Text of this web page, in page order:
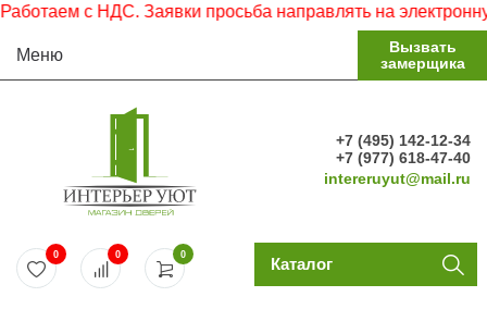
с НДС. Заявки просьба направлять на электронную почту.
Меню
Вызвать
замерщика
+7 (495) 142-12-34
+7 (977) 618-47-40
intereruyut@mail.ru
0
0 0 Каталог